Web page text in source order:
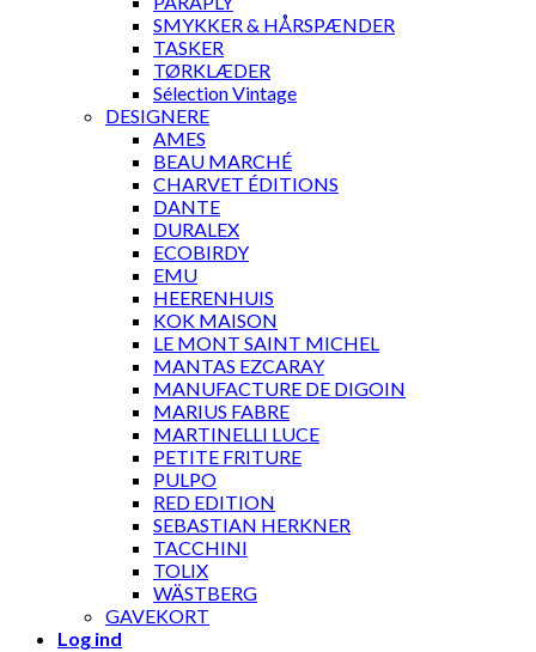
SMYKKER & HÅRSPÆNDER
TASKER
TØRKLÆDER
Sélection Vintage
DESIGNERE
AMES
BEAU MARCHÉ
CHARVET ÉDITIONS
DANTE
DURALEX
ECOBIRDY
EMU
HEERENHUIS
KOK MAISON
LE MONT SAINT MICHEL
MANTAS EZCARAY
MANUFACTURE DE DIGOIN
MARIUS FABRE
MARTINELLI LUCE
PETITE FRITURE
PULPO
RED EDITION
SEBASTIAN HERKNER
TACCHINI
TOLIX
WÄSTBERG
GAVEKORT
Log ind